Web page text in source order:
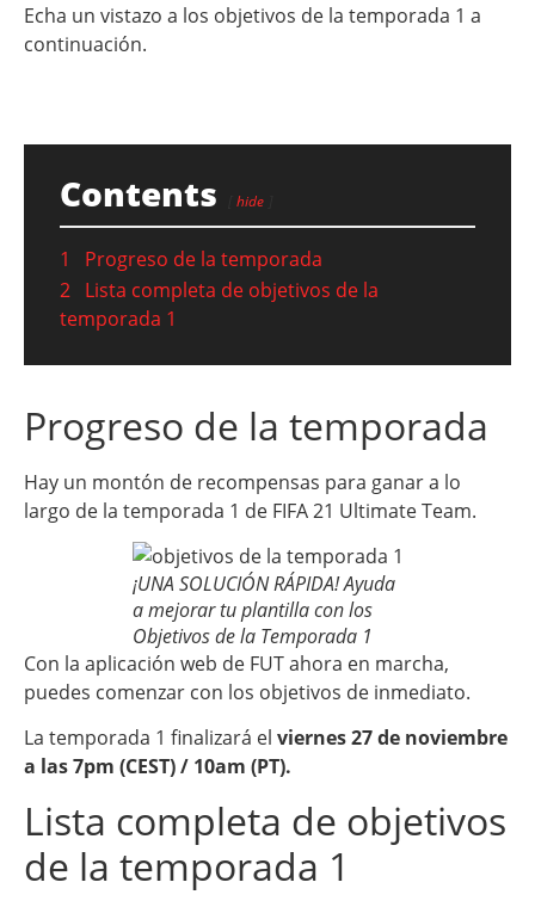
Echa un vistazo a los objetivos de la temporada 1 a
continuación.
Contents hide
1
Progreso de la temporada
2 Lista completa de objetivos de la
temporada 1
Progreso de la temporada
Hay un montón de recompensas para ganar a lo
largo de la temporada 1 de FIFA 21 Ultimate Team.
¡UNA SOLUCIÓN RÁPIDA! Ayuda
a mejorar tu plantilla con los
Objetivos de la Temporada 1
Con la aplicación web de FUT ahora en marcha,
puedes comenzar con los objetivos de inmediato.
La temporada 1 finalizará el viernes 27 de noviembre
a las 7pm (CEST) / 10am (PT).
Lista completa de objetivos
de la temporada 1